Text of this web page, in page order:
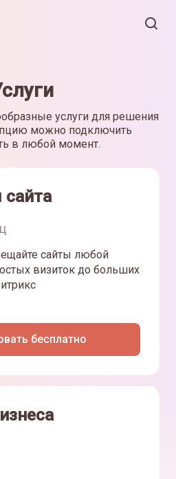
услуги для решения
можно подключить
в любой момент.
сайта
сайты любой
визиток до больших
бесплатно